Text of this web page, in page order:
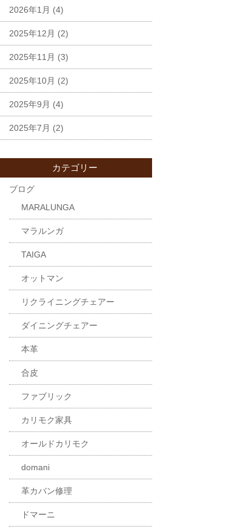
2026年1月 (4)
2025年12月 (2)
2025年11月 (3)
2025年10月 (2)
2025年9月 (4)
2025年7月 (2)
カテゴリー
ブログ
MARALUNGA
マラルンガ
TAIGA
オットマン
リクライニングチェアー
ダイニングチェアー
本革
合皮
ファブリック
カリモク家具
オールドカリモク
domani
革カバン修理
ドマーニ